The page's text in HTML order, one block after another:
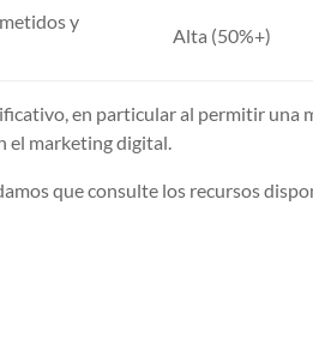
y
Alta (50%+)
en particular al permitir una
el marketing digital.
que consulte los recursos